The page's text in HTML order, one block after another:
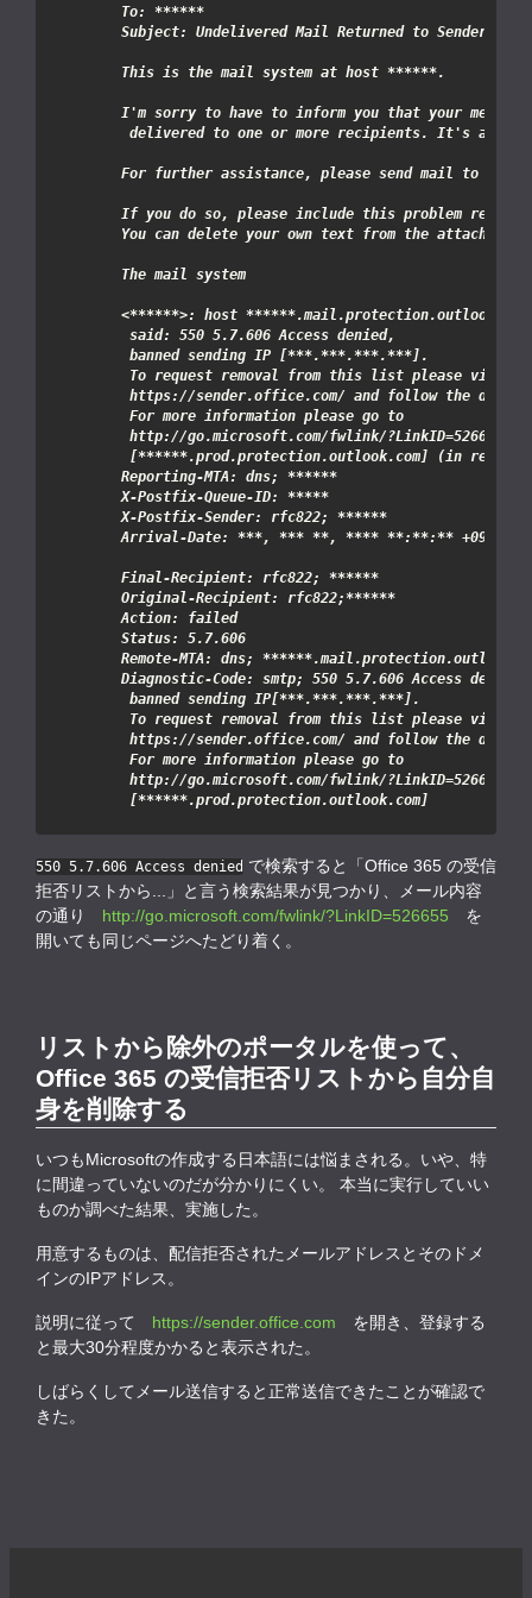
To: ****
**
This is the mail system at host ******
The mail system
<******>: host ******
banned sending IP [ ***. ***. ***. **
For more information please go to
http://go.microsoft.com/fwlink/?LinkID=526655
[******
Reporting-MTA: dns;
****
**
X-Postfix-Queue-ID: **** *
X-Postfix-Sender: rfc822;
****
**
Arrival-Date: ***, *** **, **** **:**:
Final-Recipient: rfc822; ******
Original-Recipient: rfc822; ****
**
Action: failed
Status: 5.7.606
Remote-MTA: dns; ******
banned sending IP[ ***. ***. ***. **
For more information please go to
http://go.microsoft.com/fwlink/?LinkID=526655
[******
550 5.7.606 Access denied で検索すると「Office 365 の受信
拒否リストから...」と言う検索結果が見つかり、メール内容
の通り http://go.microsoft.com/fwlink/?LinkID=526655 を
開いても同じページへたどり着く。
リストから除外のポータルを使って、
Office 365 の受信拒否リストから自分自
身を削除する
いつもMicrosoftの作成する日本語には悩まされる。いや、特
に間違っていないのだが分かりにくい。 本当に実行していい
ものか調べた結果、実施した。
用意するものは、配信拒否されたメールアドレスとそのドメ
インのIPアドレス。
説明に従って https://sender.office.com を開き、登録する
と最大30分程度かかると表示された。
しばらくしてメール送信すると正常送信できたことが確認で
きた。